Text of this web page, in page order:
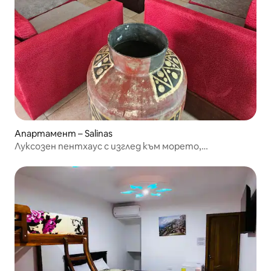
Апартамент – Salinas
Луксозен пентхаус с изглед към морето,